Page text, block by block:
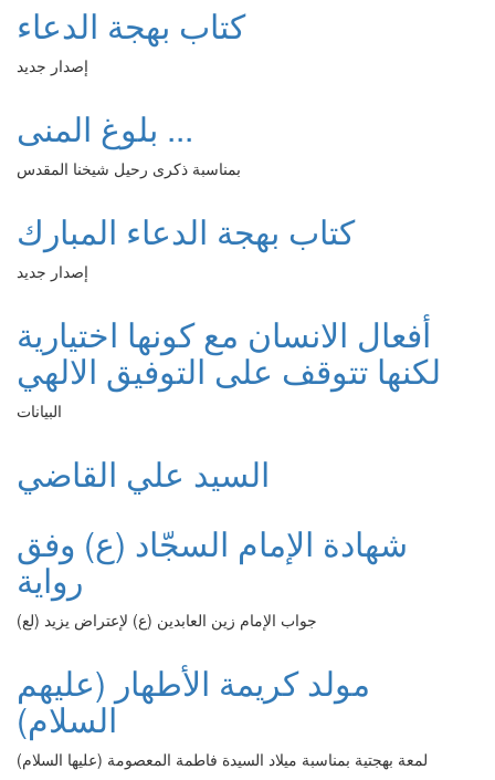
كتاب بهجة الدعاء
إصدار جديد
بلوغ المنى ...
بمناسبة ذكرى رحيل شيخنا المقدس
كتاب بهجة الدعاء المبارك
إصدار جديد
أفعال الانسان مع كونها اختيارية
لكنها تتوقف على التوفيق الالهي
البيانات
السيد علي القاضي
شهادة الإمام السجّاد (ع) وفق
رواية
جواب الإمام زين العابدين (ع) لإعتراض يزيد (لع)
مولد كريمة الأطهار (عليهم
السلام)
لمعة بهجتية بمناسبة ميلاد السيدة فاطمة المعصومة (عليها السلام)